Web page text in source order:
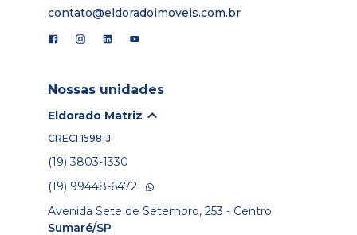
contato@eldoradoimoveis.com.br
Nossas unidades
Eldorado Matriz
CRECI 1598-J
(19) 3803-1330
(19) 99448-6472
Avenida Sete de Setembro, 253 - Centro
Sumaré/SP